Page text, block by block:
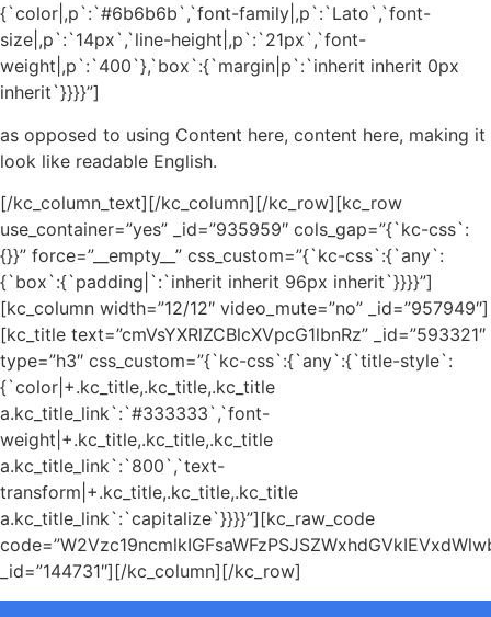
{`color|,p`:`#6b6b6b`,`font-family|,p`:`Lato`,`font-
size|,p`:`14px`,`line-height|,p`:`21px`,`font-
weight|,p`:`400`},`box`:{`margin|p`:`inherit inherit 0px
inherit`}}}}”]
as opposed to using Content here, content here, making it
look like readable English.
[/kc_column_text][/kc_column][/kc_row][kc_row
use_container=”yes” _id=”935959″ cols_gap=”{`kc-css`:
{}}” force=”__empty__” css_custom=”{`kc-css`:{`any`:
{`box`:{`padding|`:`inherit inherit 96px inherit`}}}}”]
[kc_column width=”12/12″ video_mute=”no” _id=”957949″]
[kc_title text=”cmVsYXRlZCBlcXVpcG1lbnRz” _id=”593321″
type=”h3″ css_custom=”{`kc-css`:{`any`:{`title-style`:
{`color|+.kc_title,.kc_title,.kc_title
a.kc_title_link`:`#333333`,`font-
weight|+.kc_title,.kc_title,.kc_title
a.kc_title_link`:`800`,`text-
transform|+.kc_title,.kc_title,.kc_title
a.kc_title_link`:`capitalize`}}}}”][kc_raw_code
_id=”144731″][/kc_column][/kc_row]